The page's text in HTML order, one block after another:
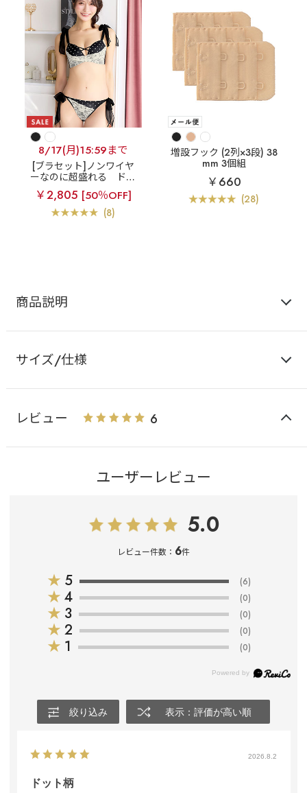
8/17(月)15:59まで
[ブラセット]ノンワイヤ
ーなのに超盛れる
ドッ
トリボン ノンワイヤー
超盛ブラ(R) ブラジャー&
ショーツ
￥2,805 [50％OFF]
(8)
増設フック (2列×3段) 38
mm 3個組
￥660
(28)
商品説明
サイズ/仕様
レビュー 6
ユーザーレビュー
5.0
レビュー件数： 6件
★ 5 (6)
★ 4 (0)
★ 3 (0)
★ 2 (0)
★ 1 (0)
絞り込み 表示：評価が高い順
2026.8.2
ドット柄